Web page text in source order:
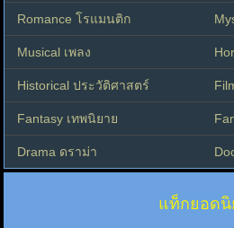
Romance โรแมนติก
Musical เพลง
Historical ประวัติศาสตร์
Fantasy เทพนิยาย
Drama ดราม่า
แท็กยอดนิ